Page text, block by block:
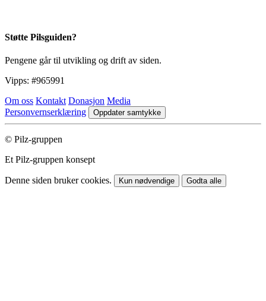
Støtte Pilsguiden?
Pengene går til utvikling og drift av siden.
Vipps: #965991
Om oss Kontakt Donasjon Media
Personvernserklæring
Oppdater samtykke
© Pilz-gruppen
Et Pilz-gruppen konsept
Denne siden bruker cookies. Kun nødvendige Godta alle